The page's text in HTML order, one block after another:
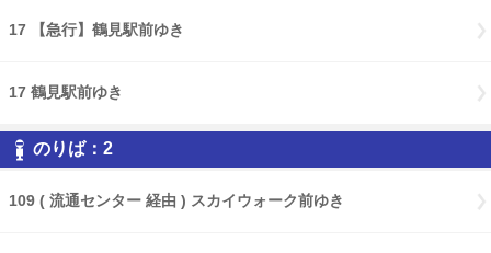
17 【急行】鶴見駅前ゆき
17 鶴見駅前ゆき
のりば：2
109 ( 流通センター 経由 ) スカイウォーク前ゆき